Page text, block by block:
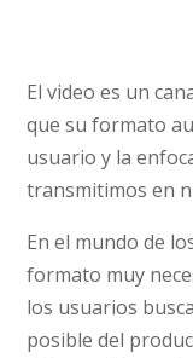
El video es un
que su formato
usuario y la
transmitimos en
En el mundo de
formato muy
los usuarios
posible del